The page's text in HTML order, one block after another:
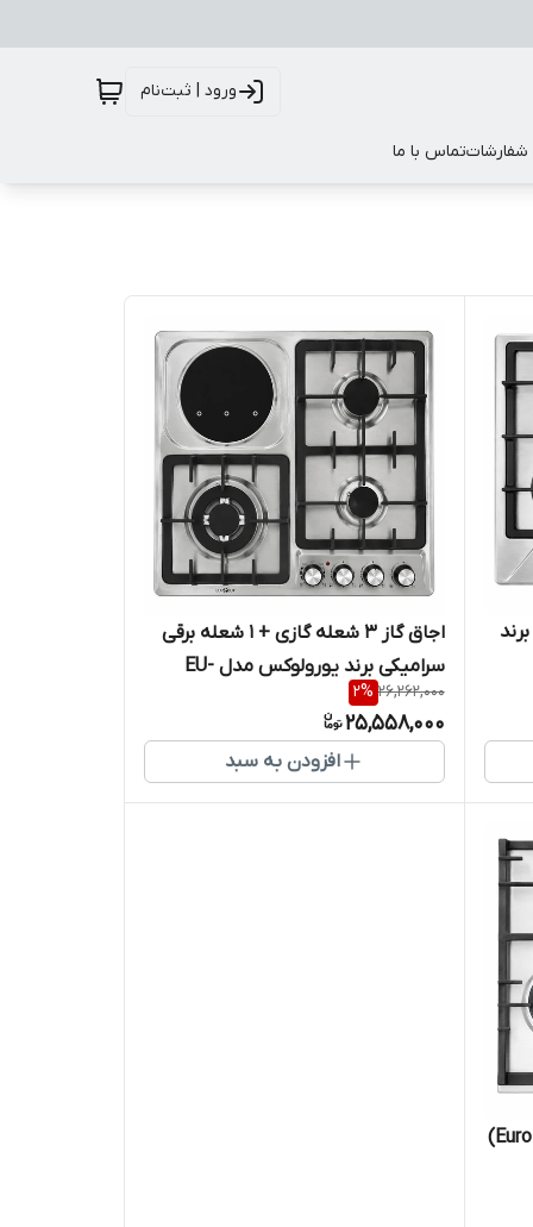
ورود | ثبت‌نام
شفارشاتتماس با ما
شعله برند
اجاق گاز 3 شعله گازی + 1 شعله برقی
سرامیکی برند یورولوکس مدل EU-
GH3633GSN
26,262,000
2%
25,558,000
افزودن به سبد
اجاق گاز ۴ شعله یورولوکس (Eurolux)